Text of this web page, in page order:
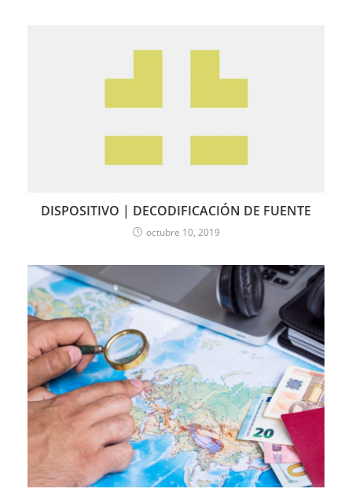
DISPOSITIVO | DECODIFICACIÓN DE FUENTE
octubre 10, 2019